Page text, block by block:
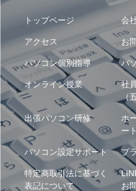
トップページ 会
アクセス お
パソコン個別指導 パ
オンライン授業
社
（
出張パソコン研修
ホ
ート
パソコン設定サポート プ
特定商取引法に基づく
表記について
お